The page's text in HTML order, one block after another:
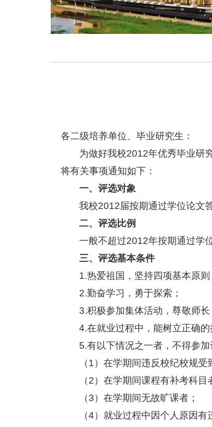
各二级培养单位、毕业研究生：
为做好我校2012年优秀毕业研
将有关事项通知如下：
一、评选对象
我校2012届按期通过学位论文
二、评选比例
一般不超过2012年按期通过学
三、评选基本条件
1.热爱祖国，坚持四项基本原
2.勤奋学习，勇于探索；
3.积极参加集体活动，尊敬师长
4.在就业过程中，能树立正确
5.有以下情况之一者，不得参加
（1）在学期间违反校纪校规受
（2）在学期间课程有补考科目
（3）在学期间无故旷课者；
（4）就业过程中因个人原因有